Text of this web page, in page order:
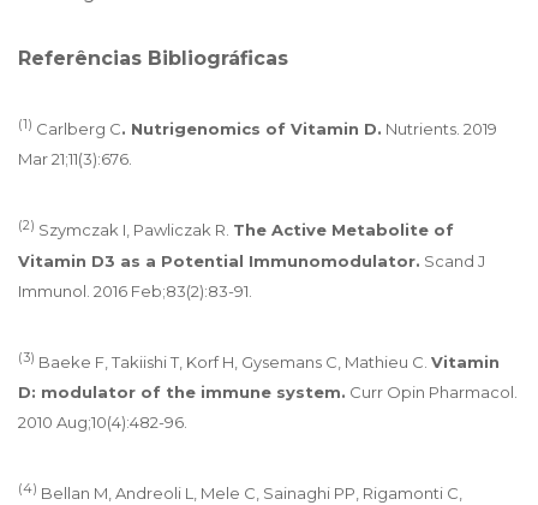
Referências Bibliográficas
(1) Carlberg C. Nutrigenomics of Vitamin D. Nutrients. 2019
Mar 21;11(3):676.
(2) Szymczak I, Pawliczak R. The Active Metabolite of
Vitamin D3 as a Potential Immunomodulator. Scand J
Immunol. 2016 Feb;83(2):83-91.
(3) Baeke F, Takiishi T, Korf H, Gysemans C, Mathieu C. Vitamin
D: modulator of the immune system. Curr Opin Pharmacol.
2010 Aug;10(4):482-96.
(4) Bellan M, Andreoli L, Mele C, Sainaghi PP, Rigamonti C,